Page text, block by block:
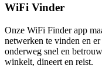
WiFi Vinder
Onze WiFi Finder app
netwerken te vinden en
onderweg snel en
winkelt, dineert en reist.